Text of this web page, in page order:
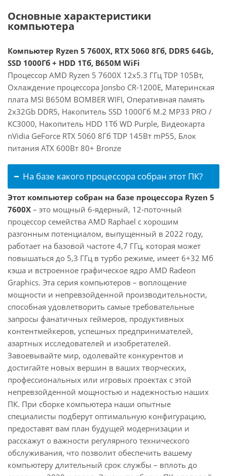
Основные характеристики
компьютера
Компьютер Ryzen 5 7600X, RTX 5060 8Гб, DDR5 64Gb,
SSD 1000Гб + HDD 1Тб, B650M WiFi
Процессор AMD Ryzen 5 7600X 12x5.3 ГГц TDP 105Вт,
Охлаждение процессора Jonsbo CR-1200E, Материнская
плата MSI B650M BOMBER WIFI, Оперативная память
2x32Gb DDR5, Накопитель SSD 1000Гб M.2 MP33 PRO /
KC3000, Накопитель HDD 1Тб WD Purple, Видеокарта
nVidia GeForce RTX 5060 8Гб TDP 145Вт mP55, Блок
питания ATX 600Вт 80+ Bronze
На базе какого процессора собран этот ПК?
Этот компьютер собран на базе процессора Ryzen 5
7600X – это мощный 6-ядерный, 12-поточный
процессор семейства AMD Raphael с хорошим
разгонным потенциалом, выпущенный в 2022 году,
работает на базовой частоте 4,7 ГГц, которая может
повышаться до 5,3 ГГц в турбо режиме, имеет 6+32 Мб
кэша и встроенное графическое ядро AMD Radeon
Graphics. Эта серия компьютеров – воплощение
мощности и непревзойденной производительности,
способная удовлетворить самые требовательные
запросы фанатичных геймеров, продуктивных
контентмейкеров, успешных предпринимателей,
азартных исследователей и изобретателей.
Завоевывайте мир, одолевайте конкурентов и
достигайте новых вершин в ваших творческих,
профессиональных или игровых проектах с этой
непревзойденной мощностью и надежностью наших
ПК. При сборке компьютера наши опытные
специалисты подберут оптимальную конфигурацию,
предоставят вам план будущей модернизации и
расскажут о важности регулярного технического
обслуживания, что позволит обеспечить вашему
компьютеру длительный срок службы – вплоть до